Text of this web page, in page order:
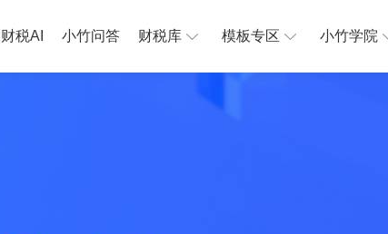
财税AI 小竹问答 财税库 模板专区 小竹学院